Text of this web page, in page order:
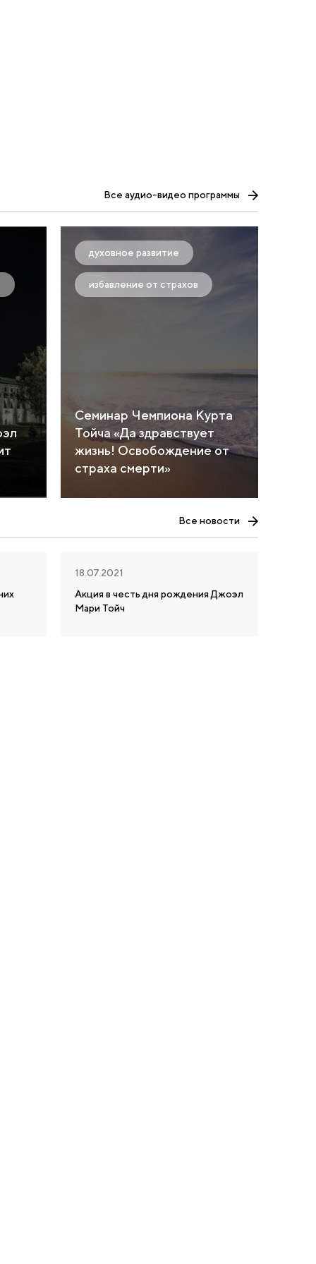
Все аудио-видео программы
духовное развитие
избавление от страхов
Семинар Чемпиона Курта
Тойча «Да здравствует
жизнь! Освобождение от
страха смерти»
Все новости
18.07.2021
Акция в честь дня рождения Джоэл
Мари Тойч